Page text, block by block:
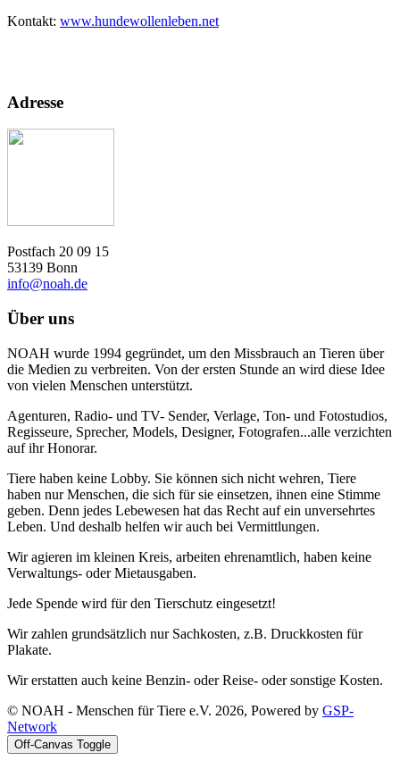
Kontakt: www.hundewollenleben.net
Adresse
Postfach 20 09 15
53139 Bonn
info@noah.de
Über uns
NOAH wurde 1994 gegründet, um den Missbrauch an Tieren über
die Medien zu verbreiten. Von der ersten Stunde an wird diese Idee
von vielen Menschen unterstützt.
Agenturen, Radio- und TV- Sender, Verlage, Ton- und Fotostudios,
Regisseure, Sprecher, Models, Designer, Fotografen...alle verzichten
auf ihr Honorar.
Tiere haben keine Lobby. Sie können sich nicht wehren, Tiere
haben nur Menschen, die sich für sie einsetzen, ihnen eine Stimme
geben. Denn jedes Lebewesen hat das Recht auf ein unversehrtes
Leben. Und deshalb helfen wir auch bei Vermittlungen.
Wir agieren im kleinen Kreis, arbeiten ehrenamtlich, haben keine
Verwaltungs- oder Mietausgaben.
Jede Spende wird für den Tierschutz eingesetzt!
Wir zahlen grundsätzlich nur Sachkosten, z.B. Druckkosten für
Plakate.
Wir erstatten auch keine Benzin- oder Reise- oder sonstige Kosten.
© NOAH - Menschen für Tiere e.V. 2026, Powered by GSP-
Network
Off-Canvas Toggle